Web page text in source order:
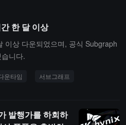
한 달 이상
이상 다운되었으며, 공식 Subgraph
니다.
운타임 서브그래프
발행가를 하회하